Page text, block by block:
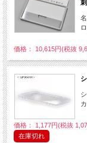
価格： 10,615円(税抜
価格： 1,177円(税抜
在庫切れ